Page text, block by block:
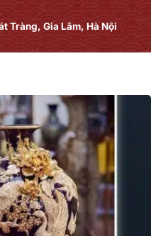
Tràng, Gia Lâm, Hà Nội